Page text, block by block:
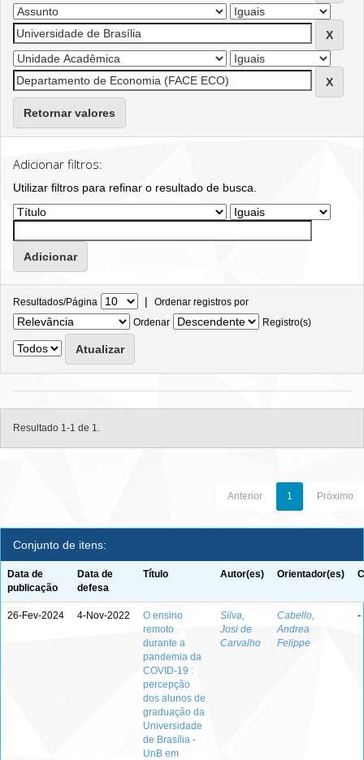
Retornar valores
Adicionar filtros:
Utilizar filtros para refinar o resultado de busca.
Resultados/Página | Ordenar registros por
Ordenar
Registro(s)
Resultado 1-1 de 1.
Anterior 1 Próximo
Conjunto de itens:
Data de
publicação
Data de
defesa
Título Autor(es) Orientador(es)
26-Fev-2024 4-Nov-2022
O ensino
remoto
durante a
pandemia da
COVID-19 :
percepção
dos alunos de
graduação da
Universidade
de Brasília -
UnB em
Silva,
Josi de
Carvalho
Cabello,
Andrea
Felippe
-